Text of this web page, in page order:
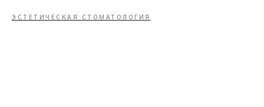
ЭСТЕТИЧЕСКАЯ СТОМАТОЛОГИЯ